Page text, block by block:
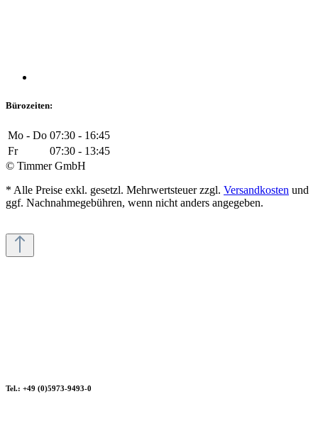
Bürozeiten:
Mo - Do 07:30 - 16:45
Fr
07:30 - 13:45
© Timmer GmbH
* Alle Preise exkl. gesetzl. Mehrwertsteuer zzgl. Versandkosten und
ggf. Nachnahmegebühren, wenn nicht anders angegeben.
Tel.: +49 (0)5973-9493-0